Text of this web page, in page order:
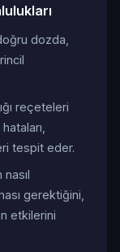
dozda,
reçeteleri
tespit eder.
nasıl
gerektiğini,
etkilerini